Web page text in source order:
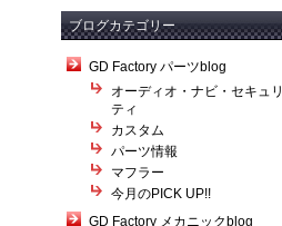
ブログカテゴリー
GD Factory パーツblog
オーディオ・ナビ・セキュリ
ティ
カスタム
パーツ情報
マフラー
今月のPICK UP!!
GD Factory メカニックblog